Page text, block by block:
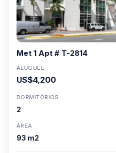
Met 1 Apt # T-2814
ALUGUEL
US$4,200
DORMITÓRIOS
2
ÁREA
93 m2